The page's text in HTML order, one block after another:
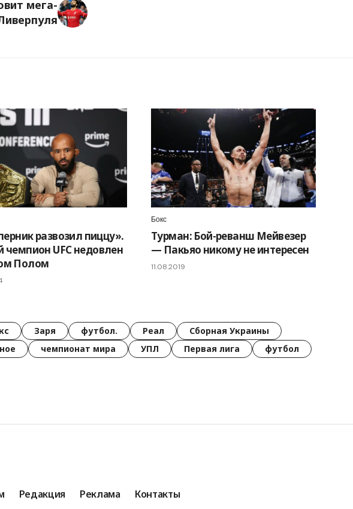
мега-
развозил пиццу».
UFC недовлен
Полом
Бокс
Турман: Бой-реванш Мейвезер
— Пакьяо никому не интересен
11.08.2019
Заря футбол. Реал
Сборная Украины
чемпионат мира УПЛ Первая лига
футбол
Редакция Реклама Контакты